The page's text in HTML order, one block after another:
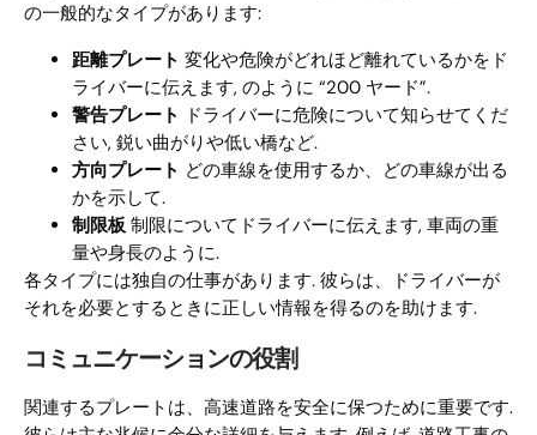
の一般的なタイプがあります:
距離プレート 変化や危険がどれほど離れているかをド
ライバーに伝えます, のように “200 ヤード”.
警告プレート ドライバーに危険について知らせてくだ
さい, 鋭い曲がりや低い橋など.
方向プレート どの車線を使用するか、どの車線が出る
かを示して.
制限板制限についてドライバーに伝えます, 車両の重
量や身長のように.
各タイプには独自の仕事があります. 彼らは、ドライバーが
それを必要とするときに正しい情報を得るのを助けます.
コミュニケーションの役割
関連するプレートは、高速道路を安全に保つために重要です.